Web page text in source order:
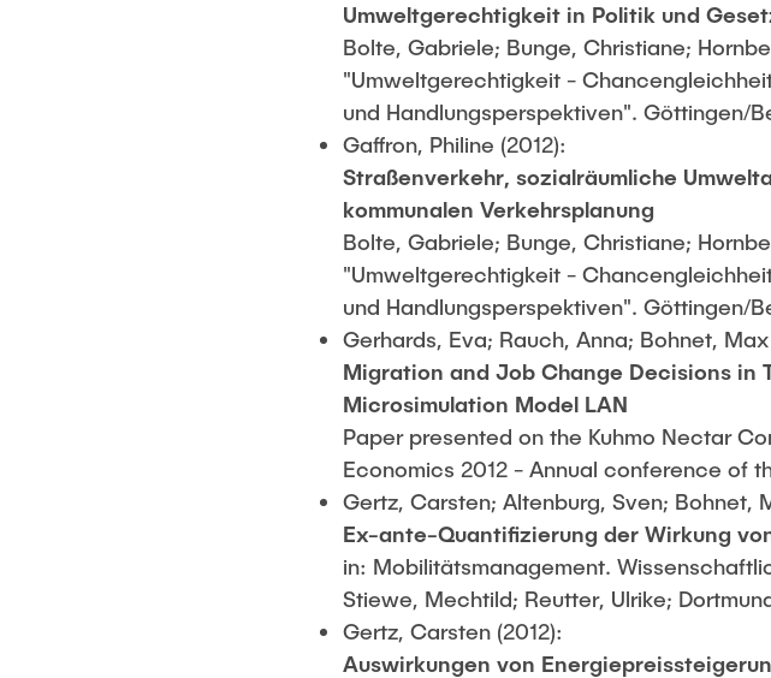
Umweltgerechtigkeit in Politik und
Bolte, Gabriele; Bunge, Christiane;
"Umweltgerechtigkeit -
und Handlungsperspektiven". Göttingen/
Gaffron, Philine (2012):
Straßenverkehr, sozialräumliche
kommunalen Verkehrsplanung
Bolte, Gabriele; Bunge, Christiane;
"Umweltgerechtigkeit -
und Handlungsperspektiven". Göttingen/
Gerhards, Eva; Rauch, Anna; Bohnet, Max
Migration and Job Change Decisions in
Microsimulation Model LAN
Paper presented on the Kuhmo Nectar
Economics 2012 - Annual conference of
Gertz, Carsten; Altenburg, Sven; Bohnet,
Ex-ante-Quantifizierung der Wirkung
in: Mobilitätsmanagement.
Stiewe, Mechtild; Reutter, Ulrike;
Gertz, Carsten (2012):
Auswirkungen von